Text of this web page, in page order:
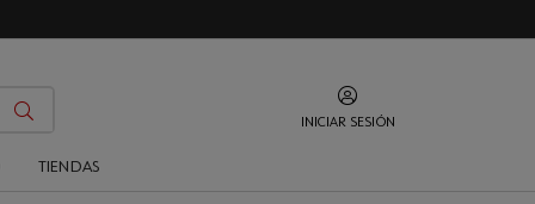
INICIAR SESIÓN
TIENDAS